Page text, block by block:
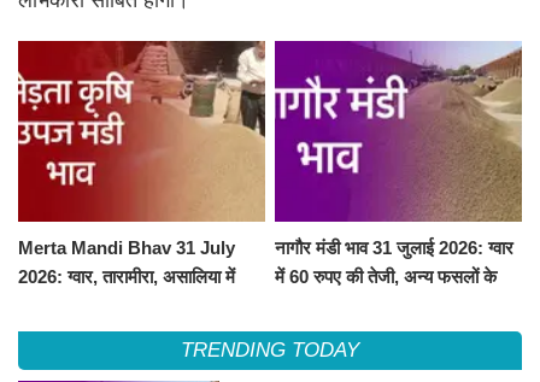
Merta Mandi Bhav 31 July
2026: ग्वार, तारामीरा, असालिया में
नागौर मंडी भाव 31 जुलाई 2026: ग्वार
में 60 रुपए की तेजी, अन्य फसलों के
TRENDING TODAY